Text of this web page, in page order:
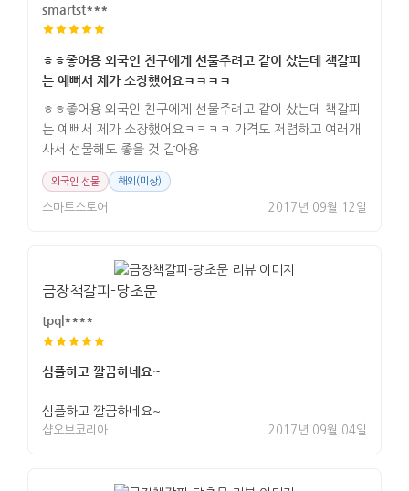
smartst***
ㅎㅎ좋어용 외국인 친구에게 선물주려고 같이 샀는데 책갈피
는 예뻐서 제가 소장했어요ㅋㅋㅋㅋ
ㅎㅎ좋어용 외국인 친구에게 선물주려고 같이 샀는데 책갈피
는 예뻐서 제가 소장했어요ㅋㅋㅋㅋ 가격도 저렴하고 여러개
사서 선물해도 좋을 것 같아용
외국인 선물 해외(미상)
스마트스토어 2017년 09월 12일
금장책갈피-당초문
tpql****
심플하고 깔끔하네요~
심플하고 깔끔하네요~
샵오브코리아 2017년 09월 04일